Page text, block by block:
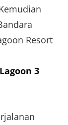
Resort
3